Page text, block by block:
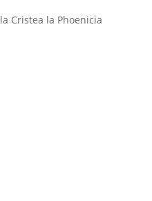
Cristea la Phoenicia